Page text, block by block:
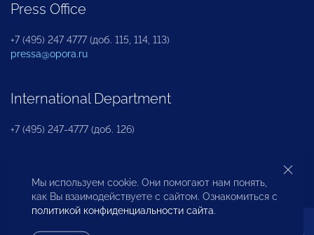
Press Office
+7 (495) 247 4777 (доб. 115, 114, 113)
pressa@opora.ru
International Department
+7 (495) 247-4777 (доб. 126)
Business and Investment Rights Protection
Department
Мы используем cookie. Они помогают нам понять,
как Вы взаимодействуете с сайтом. Ознакомиться с
политикой конфиденциальности сайта.